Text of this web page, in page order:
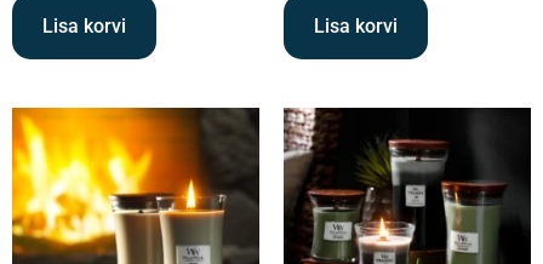
Lisa korvi Lisa korvi